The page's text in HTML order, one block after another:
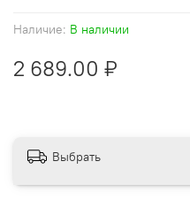
Наличие: В наличии
2 689.00 ₽
Выбрать